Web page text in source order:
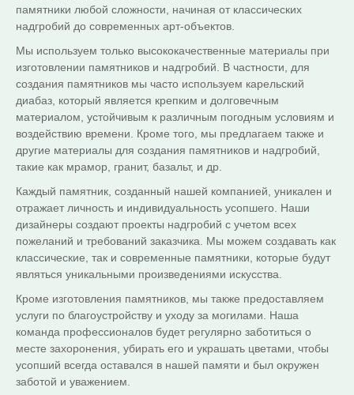
памятники любой сложности, начиная от классических
надгробий до современных арт-объектов.
Мы используем только высококачественные материалы при
изготовлении памятников и надгробий. В частности, для
создания памятников мы часто используем карельский
диабаз, который является крепким и долговечным
материалом, устойчивым к различным погодным условиям и
воздействию времени. Кроме того, мы предлагаем также и
другие материалы для создания памятников и надгробий,
такие как мрамор, гранит, базальт, и др.
Каждый памятник, созданный нашей компанией, уникален и
отражает личность и индивидуальность усопшего. Наши
дизайнеры создают проекты надгробий с учетом всех
пожеланий и требований заказчика. Мы можем создавать как
классические, так и современные памятники, которые будут
являться уникальными произведениями искусства.
Кроме изготовления памятников, мы также предоставляем
услуги по благоустройству и уходу за могилами. Наша
команда профессионалов будет регулярно заботиться о
месте захоронения, убирать его и украшать цветами, чтобы
усопший всегда оставался в нашей памяти и был окружен
заботой и уважением.